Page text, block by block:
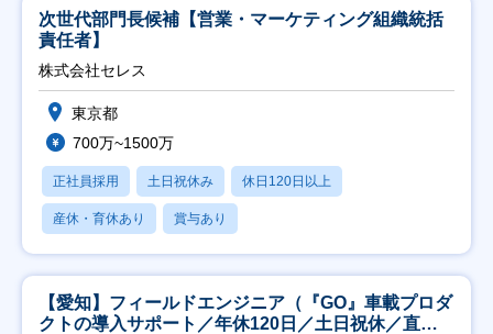
次世代部門長候補【営業・マーケティング組織統括
責任者】
株式会社セレス
東京都
700万~1500万
正社員採用 土日祝休み 休日120日以上
産休・育休あり 賞与あり
【愛知】フィールドエンジニア（『GO』車載プロダ
クトの導入サポート／年休120日／土日祝休／直行